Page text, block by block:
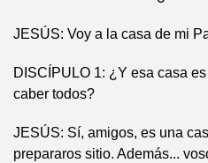
JESÚS: Voy a la casa de mi
DISCÍPULO 1: ¿Y esa casa
caber todos?
JESÚS: Sí, amigos, es una
prepararos sitio. Además...